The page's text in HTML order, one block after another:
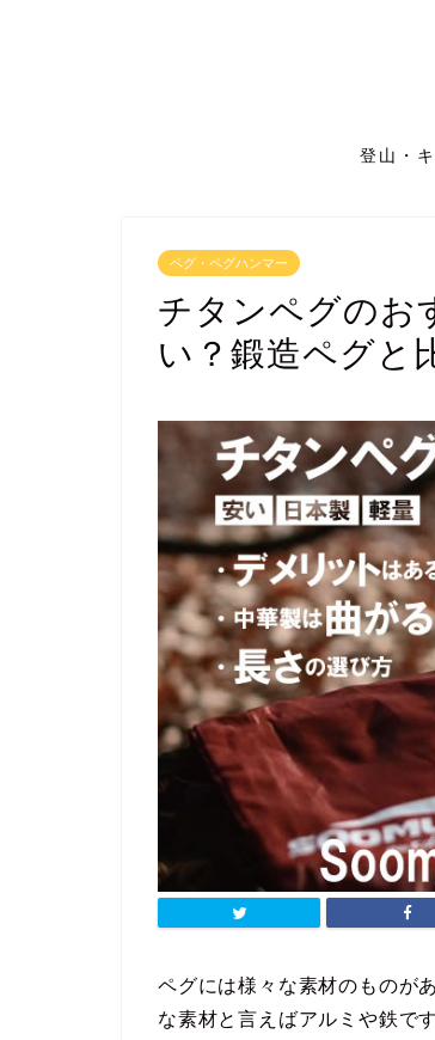
登山・
ペグ・ペグハンマー
チタンペグのお
い？鍛造ペグと
ペグには様々な素材のものが
な素材と言えばアルミや鉄で